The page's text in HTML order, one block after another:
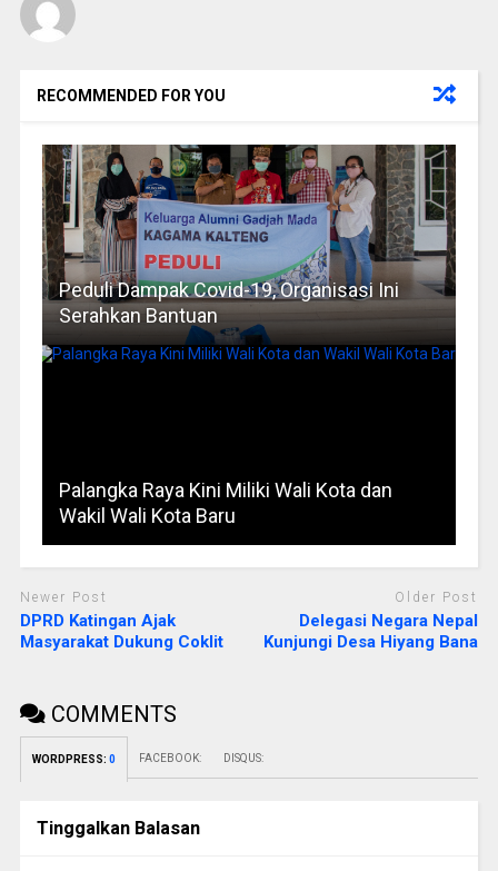
RECOMMENDED FOR YOU
Peduli Dampak Covid-19, Organisasi Ini
Serahkan Bantuan
Palangka Raya Kini Miliki Wali Kota dan
Wakil Wali Kota Baru
Newer Post
DPRD Katingan Ajak
Masyarakat Dukung Coklit
Older Post
Delegasi Negara Nepal
Kunjungi Desa Hiyang Bana
COMMENTS
WORDPRESS: 0 FACEBOOK: DISQUS:
Tinggalkan Balasan